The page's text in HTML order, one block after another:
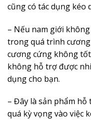
cũng có tác dụng kéo
– Nếu nam giới
trong quá trình
cương cứng không
không hỗ trợ được
dụng cho bạn.
– Đây là sản phẩm
quá kỳ vọng vào việc